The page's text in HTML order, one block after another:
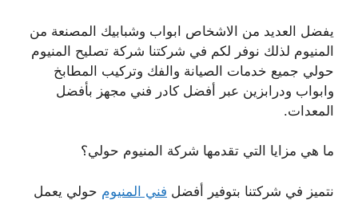
يفضل العديد من الاشخاص ابواب وشبابيك المصنعة من
المنيوم لذلك نوفر لكم في شركتنا شركة تصليح المنيوم
حولي جميع خدمات الصيانة والفك وتركيب المطابخ
وابواب ودرابزين عبر أفضل كادر فني مجهز بأفضل
المعدات.
ما هي مزايا التي تقدمها شركة المنيوم حولي؟
نتميز في شركتنا بتوفير أفضل فني المنيوم حولي يعمل